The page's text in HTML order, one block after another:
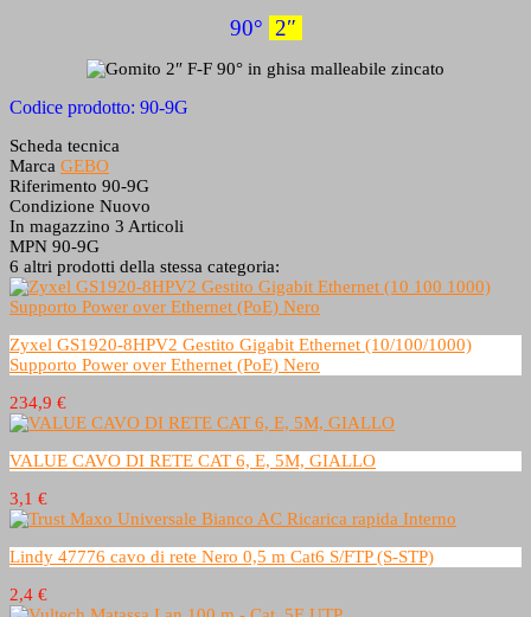
90° 2″
Codice prodotto: 90-9G
Scheda tecnica
Marca GEBO
Riferimento 90-9G
Condizione Nuovo
In magazzino 3 Articoli
MPN 90-9G
6 altri prodotti della stessa categoria:
Zyxel GS1920-8HPV2 Gestito Gigabit Ethernet (10/100/1000)
Supporto Power over Ethernet (PoE) Nero
234,9 €
VALUE CAVO DI RETE CAT 6, E, 5M, GIALLO
3,1 €
Lindy 47776 cavo di rete Nero 0,5 m Cat6 S/FTP (S-STP)
2,4 €